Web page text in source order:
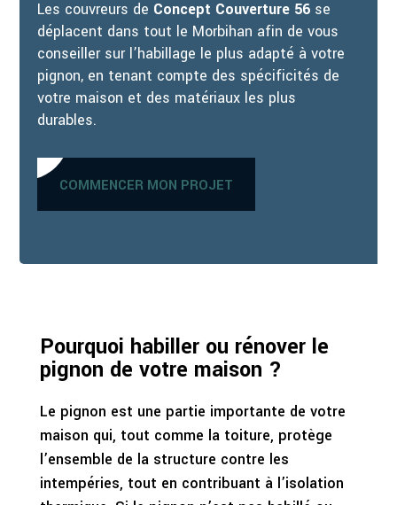
Les couvreurs de Concept Couverture 56 se
déplacent dans tout le Morbihan afin de vous
conseiller sur l’habillage le plus adapté à votre
pignon, en tenant compte des spécificités de
votre maison et des matériaux les plus
durables.
COMMENCER MON PROJET
Pourquoi habiller ou rénover le
pignon de votre maison ?
Le pignon est une partie importante de votre
maison qui, tout comme la toiture, protège
l’ensemble de la structure contre les
intempéries, tout en contribuant à l’isolation